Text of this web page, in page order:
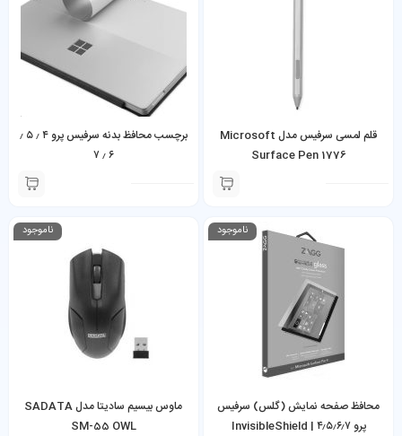
قلم لمسی سرفیس مدل Microsoft
Surface Pen 1776
برچسب محافظ بدنه سرفیس پرو ۴ ٫ ۵ ٫
۶ ٫ ۷
ناموجود
محافظ صفحه نمایش (گلس) سرفیس
پرو ۴٫۵٫۶٫۷ | InvisibleShield
ناموجود
ماوس بیسیم سادیتا مدل SADATA
SM-55 OWL